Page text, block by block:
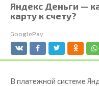
Яндекс Деньги —
карту к счету?
GooglePay
В платежной системе